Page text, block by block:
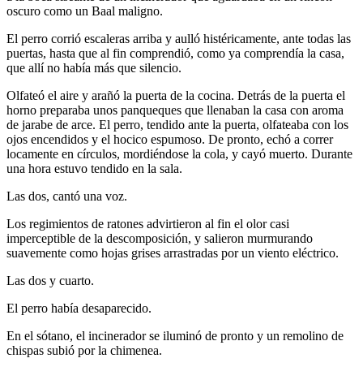
oscuro como un Baal maligno.
El perro corrió escaleras arriba y aulló histéricamente, ante todas las
puertas, hasta que al fin comprendió, como ya comprendía la casa,
que allí no había más que silencio.
Olfateó el aire y arañó la puerta de la cocina. Detrás de la puerta el
horno preparaba unos panqueques que llenaban la casa con aroma
de jarabe de arce. El perro, tendido ante la puerta, olfateaba con los
ojos encendidos y el hocico espumoso. De pronto, echó a correr
locamente en círculos, mordiéndose la cola, y cayó muerto. Durante
una hora estuvo tendido en la sala.
Las dos, cantó una voz.
Los regimientos de ratones advirtieron al fin el olor casi
imperceptible de la descomposición, y salieron murmurando
suavemente como hojas grises arrastradas por un viento eléctrico.
Las dos y cuarto.
El perro había desaparecido.
En el sótano, el incinerador se iluminó de pronto y un remolino de
chispas subió por la chimenea.